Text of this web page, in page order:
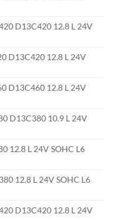
D13C420 12.8 L 24V
D13C420 12.8 L 24V
D13C460 12.8 L 24V
D13C380 10.9 L 24V
12.8 L 24V SOHC L6
12.8 L 24V SOHC L6
D13C420 12.8 L 24V